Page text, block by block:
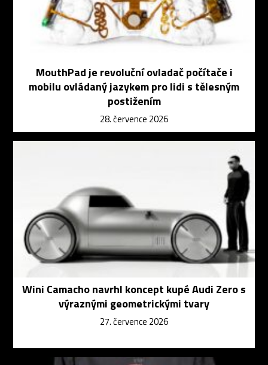
MouthPad je revoluční ovladač počítače i
mobilu ovládaný jazykem pro lidi s tělesným
postižením
28. července 2026
Wini Camacho navrhl koncept kupé Audi Zero s
výraznými geometrickými tvary
27. července 2026